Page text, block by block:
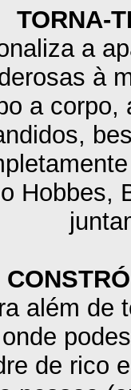
TORNA-
a
à
a corpo,
Hobbes,
além de
de rico